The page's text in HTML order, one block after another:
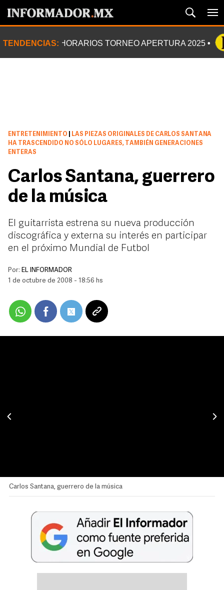
TENDENCIAS: HORARIOS TORNEO APERTURA 2025
ENTRETENIMIENTO
LAS PIEZAS ORIGINALES DE CARLOS SANTANA
HA TRASCENDIDO NO SÓLO LUGARES, TAMBIÉN GENERACIONES
ENTERAS
Carlos Santana, guerrero
de la música
El guitarrista estrena su nueva producción
discográfica y externa su interés en participar
en el próximo Mundial de Futbol
Por: EL INFORMADOR
1 de octubre de 2008 - 18:56 hs
Carlos Santana, guerrero de la música